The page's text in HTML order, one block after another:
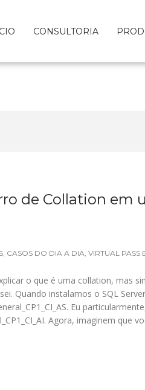
CONSULTORIA
de Collation em
, CASOS DO DIA A DIA, VIRTUAL PASS
o que é uma collation, mas
Quando instalamos o SQL
Eu
Agora, imaginem que